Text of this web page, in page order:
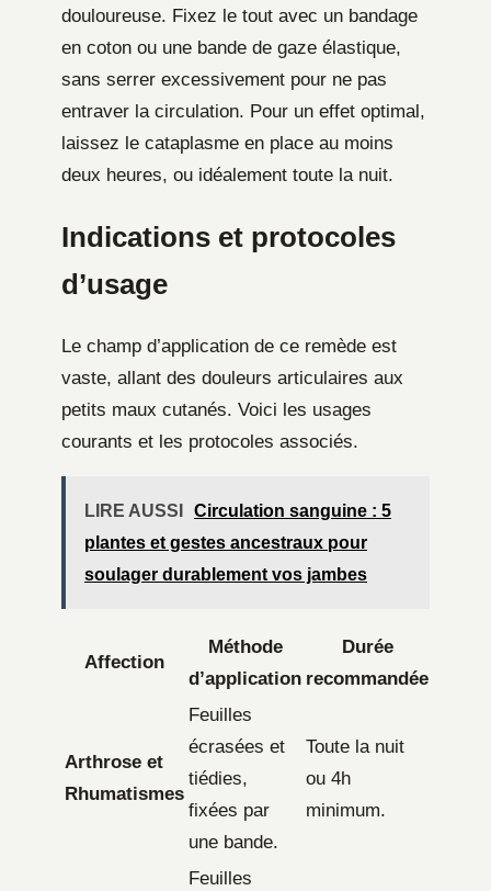
douloureuse. Fixez le tout avec un bandage
en coton ou une bande de gaze élastique,
sans serrer excessivement pour ne pas
entraver la circulation. Pour un effet optimal,
laissez le cataplasme en place au moins
deux heures, ou idéalement toute la nuit.
Indications et protocoles
d’usage
Le champ d’application de ce remède est
vaste, allant des douleurs articulaires aux
petits maux cutanés. Voici les usages
courants et les protocoles associés.
LIRE AUSSI
Circulation sanguine : 5
plantes et gestes ancestraux pour
soulager durablement vos jambes
Affection
Méthode
d’application
Durée
recommandée
Arthrose et
Rhumatismes
Feuilles
écrasées et
tiédies,
fixées par
une bande.
Toute la nuit
ou 4h
minimum.
Feuilles